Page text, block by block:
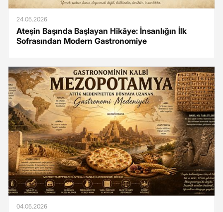
24.05.2026
Ateşin Başında Başlayan Hikâye: İnsanlığın İlk
Sofrasından Modern Gastronomiye
04.05.2026